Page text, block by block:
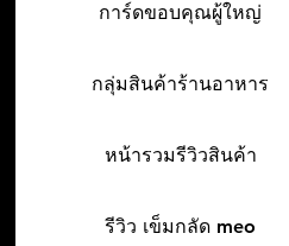
การ์ดขอบคุณผู้ใหญ่
กลุ่มสินค้าร้านอาหาร
หน้ารวมรีวิวสินค้า
รีวิว เข็มกลัด meo